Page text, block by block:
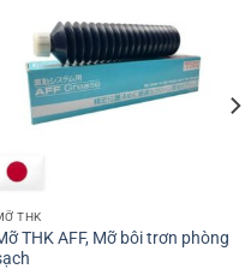
THK
THK AFF, Mỡ bôi trơn phòng